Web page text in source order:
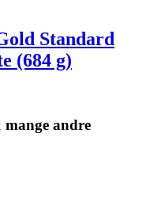
Standard
(684 g)
andre